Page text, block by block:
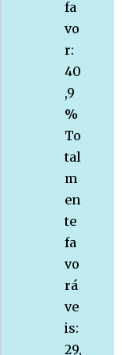
fa
vo
r:
40
,9
%
To
tal
m
en
te
fa
vo
rá
ve
is:
29,